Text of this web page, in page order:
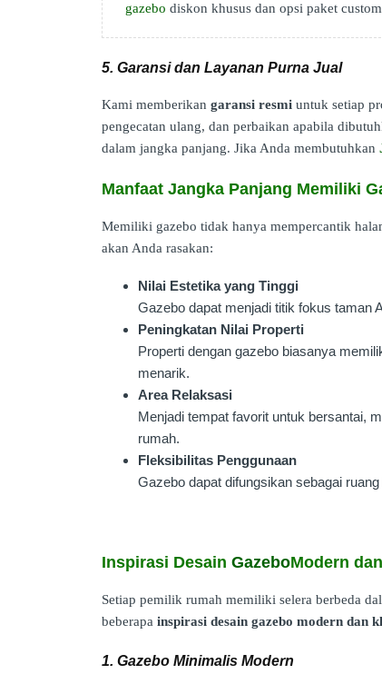
gazebo diskon khusus dan opsi paket
5. Garansi dan Layanan Purna Jual
Kami memberikan garansi resmi untuk setiap
pengecatan ulang, dan perbaikan apabila
dalam jangka panjang. Jika Anda membutuhkan
Manfaat Jangka Panjang Memiliki
Memiliki gazebo tidak hanya mempercantik
akan Anda rasakan:
Nilai Estetika yang Tinggi
Gazebo dapat menjadi titik fokus taman
Peningkatan Nilai Properti
Properti dengan gazebo biasanya
menarik.
Area Relaksasi
Menjadi tempat favorit untuk bersantai,
rumah.
Fleksibilitas Penggunaan
Gazebo dapat difungsikan sebagai
Inspirasi Desain GazeboModern
Setiap pemilik rumah memiliki selera berbeda
beberapa inspirasi desain gazebo modern dan
1. Gazebo Minimalis Modern